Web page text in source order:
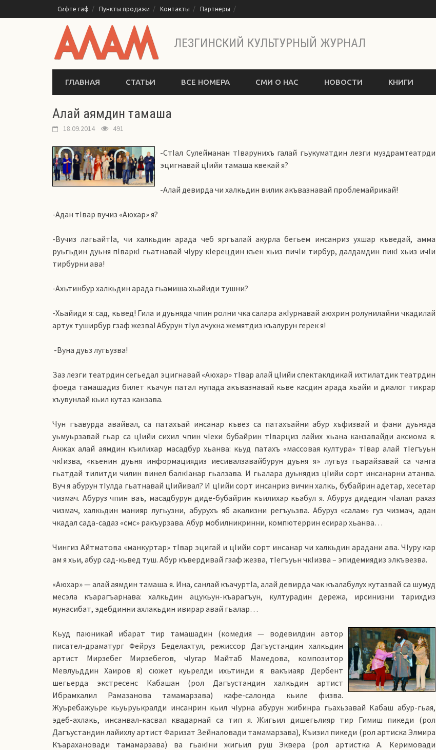
к
Сифте гаф Пункты продажи Контакты Партнеры
ЛЕЗГИНСКИЙ КУЛЬТУРНЫЙ ЖУРНАЛ
ГЛАВНАЯ СТАТЬИ ВСЕ НОМЕРА СМИ О НАС НОВОСТИ КНИГИ
Алай аямдин тамаша
18.09.2014 491
-СтIал Сулейманан тIварунихъ галай гьукуматдин лезги муздрамтеатрди
эцигнавай цIийи тамаша квекай я?
-Алай девирда чи халкьдин вилик акъвазнавай проблемайрикай!
-Адан тIвар вучиз «Аюхар» я?
-Вучиз лагьайтIа, чи халкьдин арада чеб яргъалай акурла бегьем инсанриз ухшар къведай, амма
руьгьдин дуьня пIваркI гьатнавай чIуру кIерецдин къен хьиз пичIи тирбур, далдамдин пикI хьиз ичIи
тирбурни ава!
-Ахьтинбур халкьдин арада гьамиша хьайиди тушни?
-Хьайиди я: сад, кьвед! Гила и дуьняда чпин ролни чка салара акIурнавай аюхрин ролунилайни чкадилай
артух туширбур гзаф жезва! Абурун тIул ачухна жемятдиз къалурун герек я!
-Вуна дуьз лугьузва!
Заз лезги театрдин сегьедал эцигнавай «Аюхар» тIвар алай цIийи спектаклдикай ихтилатдик театрдин
фоеда тамашадиз билет къачун патал нупада акъвазнавай кьве касдин арада хьайи и диалог тикрар
хъувунлай кьил кутаз канзава.
Чун гъавурда авайвал, са патахъай инсанар къвез са патахъайни абур хъфизвай и фани дуьняда
уьмуьрзавай гьар са цIийи сихил чпин чIехи бубайрин тIварциз лайих хьана канзавайди аксиома я.
Анжах алай аямдин къилихар масадбур хьанва: кьуд патахъ «массовая култура» тIвар алай тIегъуьн
чкIизва, «къенин дуьня информациядиз иесивалзавайбурун дуьня я» лугьуз гьарайзавай са чанга
гьатдай тилитди чилин винел балкIанар гьалзава. И гьалара дуьнядиз цIийи сорт инсанарни атанва.
Вуч я абурун тIулда гьатнавай цIийивал? И цIийи сорт инсанриз вичин халкь, бубайрин адетар, хесетар
чизмач. Абуруз чпин ваъ, масадбурун диде-бубайрин къилихар кьабул я. Абуруз дидедин чIалал рахаз
чизмач, халкьдин манияр лугьузни, абурухъ яб акализни регъуьзва. Абуруз «салам» гуз чизмач, адан
чкадал сада-садаз «смс» ракъурзава. Абур мобилникринни, компютеррин есирар хьанва…
Чингиз Айтматова «манкуртар» тIвар эцигай и цIийи сорт инсанар чи халкьдин арадани ава. ЧIуру кар
ам я хьи, абур сад-кьвед туш. Абур къвердивай гзаф жезва, тIегъуьн чкIизва – эпидемиядиз элкъвезва.
«Аюхар» — алай аямдин тамаша я. Ина, санлай къачуртIа, алай девирда чак къалабулух кутазвай са шумуд
месэла къарагъарнава: халкьдин ацукьун-къарагъун, културадин дережа, ирсинизни тарихдиз
мунасибат, эдебдинни ахлакьдин ивирар авай гьалар…
Кьуд паюникай ибарат тир тамашадин (комедия — водевилдин автор
писател-драматург Фейруз Беделахтул, режиссор Дагъустандин халкьдин
артист Мирзебег Мирзебегов, чIугар Майтаб Мамедова, композитор
Мевлуьддин Хаиров я) сюжет куьрелди ихьтинди я: вакъиаяр Дербент
шегьерда экстресенс Кабашан (рол Дагъустандин халкьдин артист
Ибрамхалил Рамазанова тамамарзава) кафе-салонда кьиле физва.
Жуьребажуьре кьуьруькралди инсанрин кьил чIурна абурун жибинра гьахьзавай Кабаш абур-гьая,
эдеб-ахлакь, инсанвал-касвал квадарнай са тип я. Жигьил дишегьлияр тир Гимиш пикеди (рол
Дагъустандин лайихлу артист Фаризат Зейналовади тамамарзава), Къизил пикеди (рол артиска Элмира
Къарахановади тамамарзава) ва гьакIни жигьил руш Эквера (рол артистка А. Керимовади